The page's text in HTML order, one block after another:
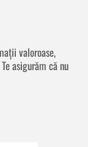
valoroase,
asigurăm că nu